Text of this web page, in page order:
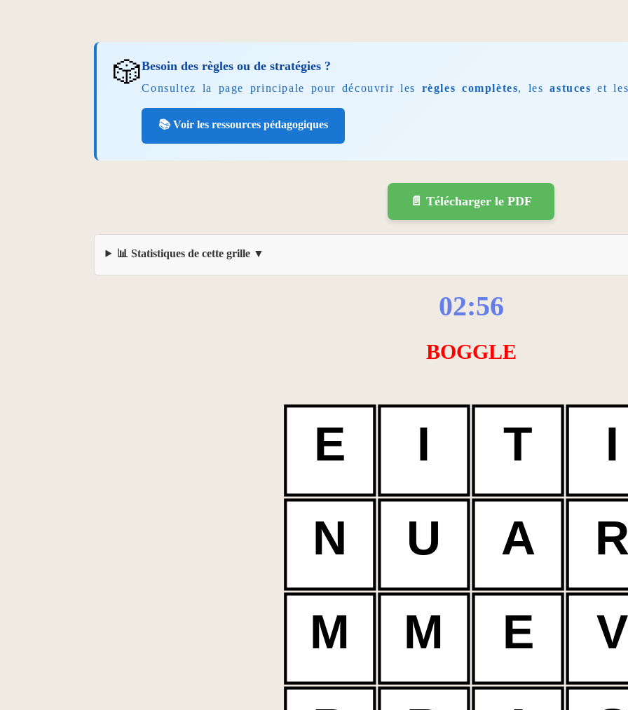
🎲Besoin des règles ou de stratégies ?
Consultez la page principale pour découvrir les règles complètes, lesastuces et
📚 Voir les ressources pédagogiques
📄 Télécharger le PDF
📊 Statistiques de cette grille
02:55
BOGGLE
E I T I
N U A
M
M E
V